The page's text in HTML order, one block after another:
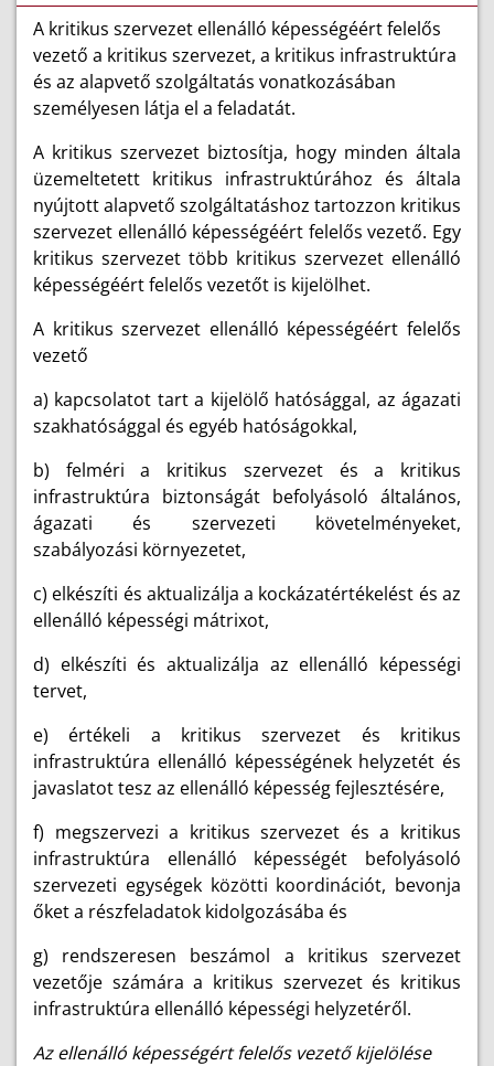
A kritikus szervezet ellenálló képességéért felelős
vezető a kritikus szervezet, a kritikus infrastruktúra
és az alapvető szolgáltatás vonatkozásában
személyesen látja el a feladatát.
A kritikus szervezet biztosítja, hogy minden általa
üzemeltetett kritikus infrastruktúrához és általa
nyújtott alapvető szolgáltatáshoz tartozzon kritikus
szervezet ellenálló képességéért felelős vezető. Egy
kritikus szervezet több kritikus szervezet ellenálló
képességéért felelős vezetőt is kijelölhet.
A kritikus szervezet ellenálló képességéért felelős
vezető
a) kapcsolatot tart a kijelölő hatósággal, az ágazati
szakhatósággal és egyéb hatóságokkal,
b) felméri a kritikus szervezet és a kritikus
infrastruktúra biztonságát befolyásoló általános,
ágazati és szervezeti követelményeket,
szabályozási környezetet,
c) elkészíti és aktualizálja a kockázatértékelést és az
ellenálló képességi mátrixot,
d) elkészíti és aktualizálja az ellenálló képességi
tervet,
e) értékeli a kritikus szervezet és kritikus
infrastruktúra ellenálló képességének helyzetét és
javaslatot tesz az ellenálló képesség fejlesztésére,
f) megszervezi a kritikus szervezet és a kritikus
infrastruktúra ellenálló képességét befolyásoló
szervezeti egységek közötti koordinációt, bevonja
őket a részfeladatok kidolgozásába és
g) rendszeresen beszámol a kritikus szervezet
vezetője számára a kritikus szervezet és kritikus
infrastruktúra ellenálló képességi helyzetéről.
Az ellenálló képességért felelős vezető kijelölése